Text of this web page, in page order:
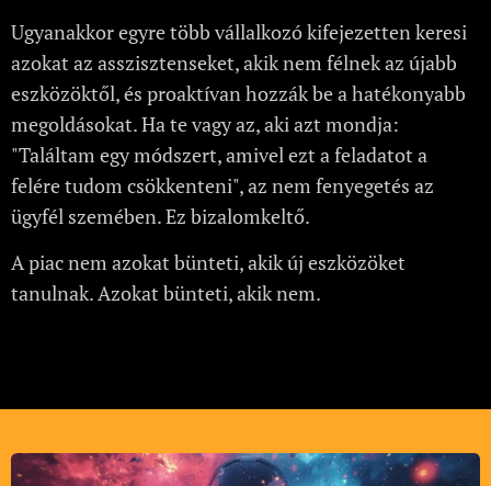
Ugyanakkor egyre több vállalkozó kifejezetten keresi
azokat az asszisztenseket, akik nem félnek az újabb
eszközöktől, és proaktívan hozzák be a hatékonyabb
megoldásokat. Ha te vagy az, aki azt mondja:
"Találtam egy módszert, amivel ezt a feladatot a
felére tudom csökkenteni", az nem fenyegetés az
ügyfél szemében. Ez bizalomkeltő.
A piac nem azokat bünteti, akik új eszközöket
tanulnak. Azokat bünteti, akik nem.